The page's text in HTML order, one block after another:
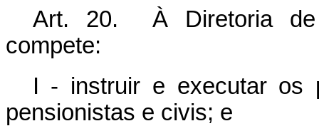
Art. 20. À Diretoria de
compete:
I - instruir e executar os
pensionistas e civis; e